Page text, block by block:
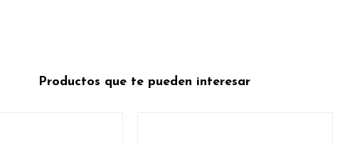
Productos que te pueden interesar